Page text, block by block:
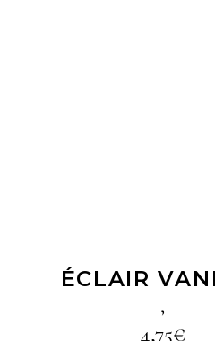
ÉCLAIR
,
4,75€